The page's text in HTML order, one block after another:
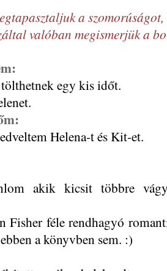
a
valóban megismerjük a
egy kis időt.
Helena-t és Kit-et.
akik kicsit többre
Fisher féle rendhagyó
a könyvben sem. :)